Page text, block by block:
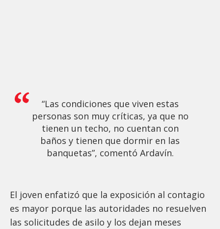
“Las condiciones que viven estas
personas son muy críticas, ya que no
tienen un techo, no cuentan con
baños y tienen que dormir en las
banquetas”, comentó Ardavín.
El joven enfatizó que la exposición al contagio
es mayor porque las autoridades no resuelven
las solicitudes de asilo y los dejan meses